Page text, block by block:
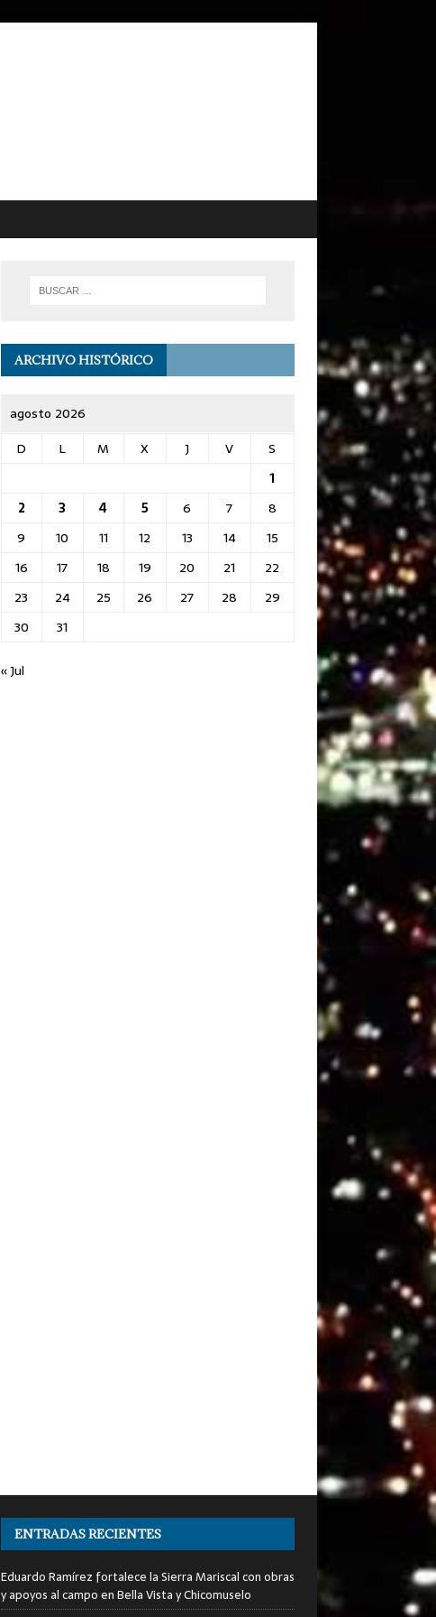
ARCHIVO HISTÓRICO
agosto 2026
D
L M X J V
S
1
2
3 4 5 6 7
8
9
10 11 12 13 14
15
16
17 18 19 20 21
22
23
24 25 26 27 28
29
30
31
« Jul
ENTRADAS RECIENTES
Eduardo Ramírez fortalece la Sierra Mariscal con obras
y apoyos al campo en Bella Vista y Chicomuselo